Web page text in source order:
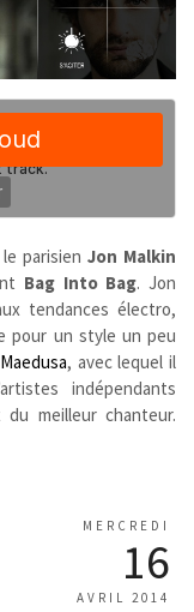
le parisienJon Malkin
Bag Into Bag. Jon
tendances électro,
pour un style un peu
Maedusa, avec lequel il
indépendants
meilleur chanteur.
MERCREDI
16
AVRIL 2014